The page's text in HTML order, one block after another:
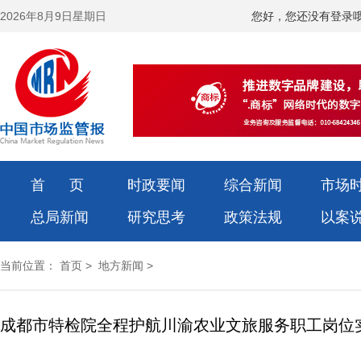
2026年8月9日星期日 您好，您还没有登录
首 页 时政要闻 综合新闻
市场
总局新闻
研究思考 政策法规 以案
当前位置： 首页 > 地方新闻 >
成都市特检院全程护航川渝农业文旅服务职工岗位